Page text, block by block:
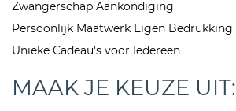
Zwangerschap Aankondiging
Persoonlijk Maatwerk Eigen Bedrukking
Unieke Cadeau's voor Iedereen
MAAK JE KEUZE UIT: